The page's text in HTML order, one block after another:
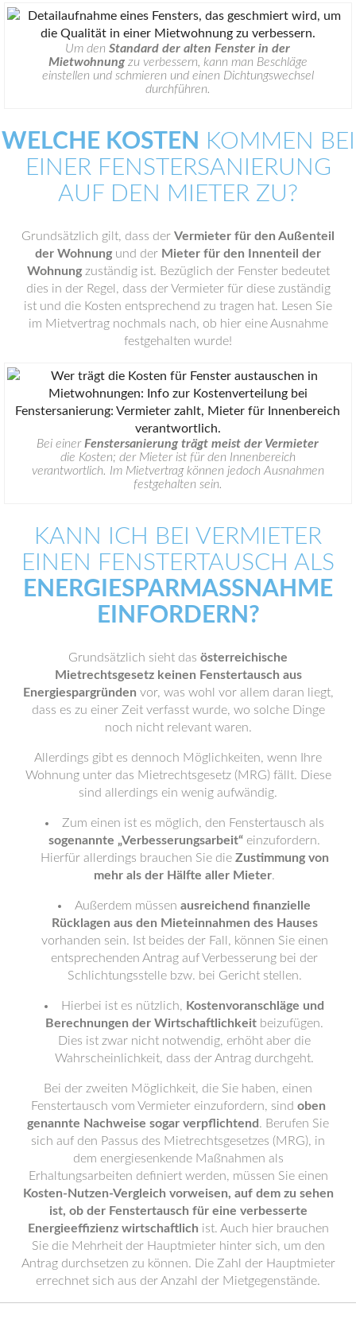
Um den Standard der alten Fenster in der
Mietwohnung zu verbessern, kann man Beschläge
einstellen und schmieren und einen Dichtungswechsel
durchführen.
WELCHE KOSTEN KOMMEN BEI
EINER FENSTERSANIERUNG
AUF DEN MIETER ZU?
Grundsätzlich gilt, dass der Vermieter für den Außenteil
der Wohnung und der Mieter für den Innenteil der
Wohnungzuständig ist. Bezüglich der Fenster bedeutet
dies in der Regel, dass der Vermieter für diese zuständig
ist und die Kosten entsprechend zu tragen hat. Lesen Sie
im Mietvertrag nochmals nach, ob hier eine Ausnahme
festgehalten wurde!
Bei einerFenstersanierung trägt meist der Vermieter
die Kosten; der Mieter ist für den Innenbereich
verantwortlich. Im Mietvertrag können jedoch Ausnahmen
festgehalten sein.
KANN ICH BEI VERMIETER
EINEN FENSTERTAUSCH ALS
ENERGIESPARMASSNAHME E
INFORDERN?
Grundsätzlich sieht das österreichische
Mietrechtsgesetz keinen Fenstertausch aus
Energiespargründen vor, was wohl vor allem daran liegt,
dass es zu einer Zeit verfasst wurde, wo solche Dinge
noch nicht relevant waren.
Allerdings gibt es dennoch Möglichkeiten, wenn Ihre
Wohnung unter das Mietrechtsgesetz (MRG) fällt. Diese
sind allerdings ein wenig aufwändig.
Zum einen ist es möglich, den Fenstertausch als
sogenannte „Verbesserungsarbeit“ einzufordern.
Hierfür allerdings brauchen Sie die Zustimmung von
mehr als der Hälfte aller Mieter.
Außerdem müssen ausreichend finanzielle
Rücklagen aus den Mieteinnahmen des Hauses
vorhanden sein. Ist beides der Fall, können Sie einen
entsprechenden Antrag auf Verbesserung bei der
Schlichtungsstelle bzw. bei Gericht stellen.
Hierbei ist es nützlich, Kostenvoranschläge und
Berechnungen der Wirtschaftlichkeit beizufügen.
Dies ist zwar nicht notwendig, erhöht aber die
Wahrscheinlichkeit, dass der Antrag durchgeht.
Bei der zweiten Möglichkeit, die Sie haben, einen
Fenstertausch vom Vermieter einzufordern, sind oben
genannte Nachweise sogar verpflichtend . Berufen Sie
sich auf den Passus des Mietrechtsgesetzes (MRG), in
dem energiesenkende Maßnahmen als
Erhaltungsarbeiten definiert werden, müssen Sie einen
Kosten-Nutzen-Vergleich vorweisen, auf dem zu sehen
ist, ob der Fenstertausch für eine verbesserte
Energieeffizienz wirtschaftlich ist. Auch hier brauchen
Sie die Mehrheit der Hauptmieter hinter sich, um den
Antrag durchsetzen zu können. Die Zahl der Hauptmieter
errechnet sich aus der Anzahl der Mietgegenstände.